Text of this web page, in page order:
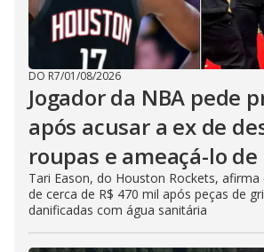
DO R7/01/08/2026
Jogador da NBA pede
após acusar a ex de
roupas e ameaçá-lo
Tari Eason, do Houston Rockets,
de cerca de R$ 470 mil após peças de
danificadas com água sanitária